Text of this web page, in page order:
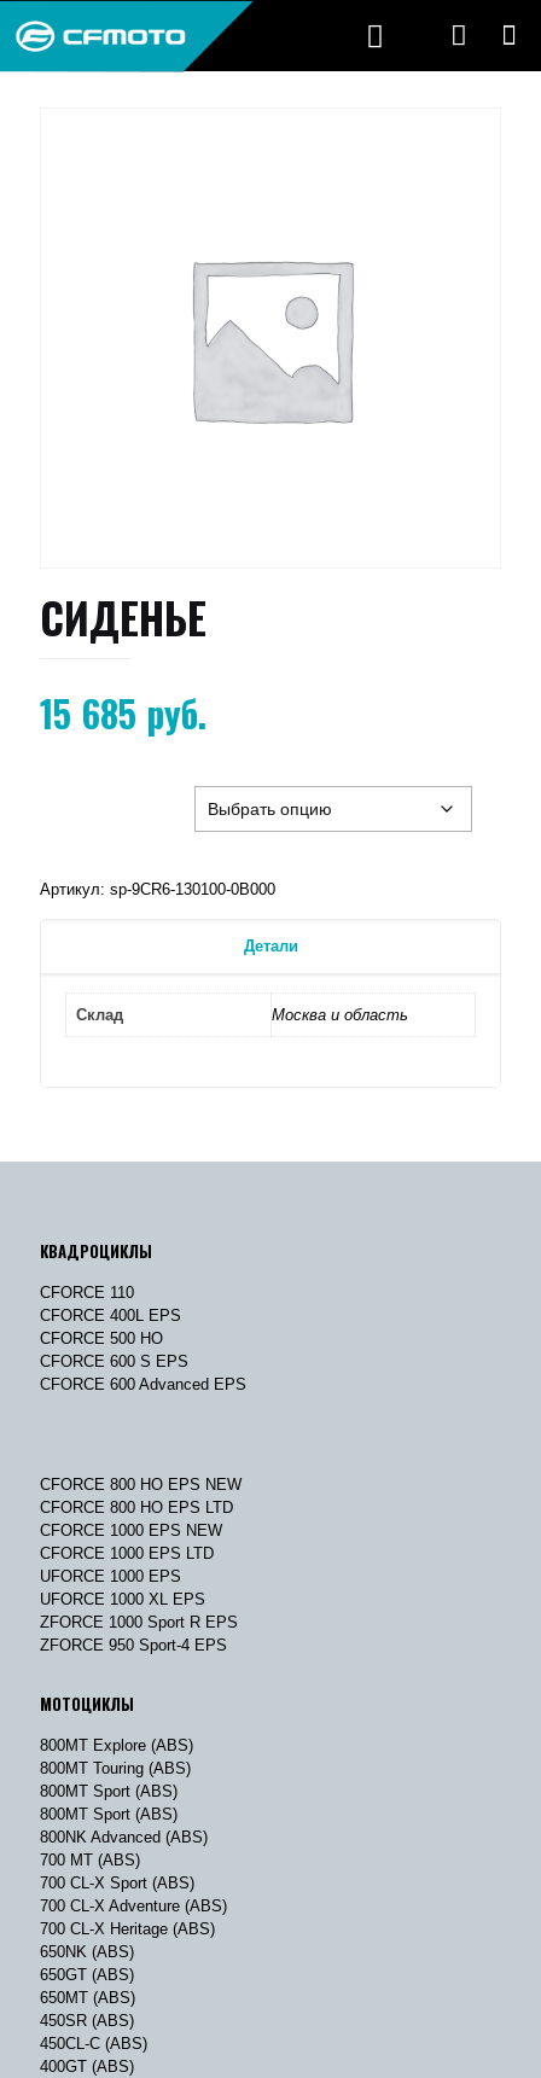
СИДЕНЬЕ
15 685 руб.
Артикул: sp-9CR6-130100-0B000
Детали
Склад Москва и область
КВАДРОЦИКЛЫ
CFORCE 110
CFORCE 400L EPS
CFORCE 500 HO
CFORCE 600 S EPS
CFORCE 600 Advanced EPS
CFORCE 800 HO EPS NEW
CFORCE 800 HO EPS LTD
CFORCE 1000 EPS NEW
CFORCE 1000 EPS LTD
UFORCE 1000 EPS
UFORCE 1000 XL EPS
ZFORCE 1000 Sport R EPS
ZFORCE 950 Sport-4 EPS
МОТОЦИКЛЫ
800MT Explore (ABS)
800MT Touring (ABS)
800MT Sport (ABS)
800MT Sport (ABS)
800NK Advanced (ABS)
700 MT (ABS)
700 CL-X Sport (ABS)
700 CL-X Adventure (ABS)
700 CL-X Heritage (ABS)
650NK (ABS)
650GT (ABS)
650MT (ABS)
450SR (ABS)
450CL-C (ABS)
400GT (ABS)